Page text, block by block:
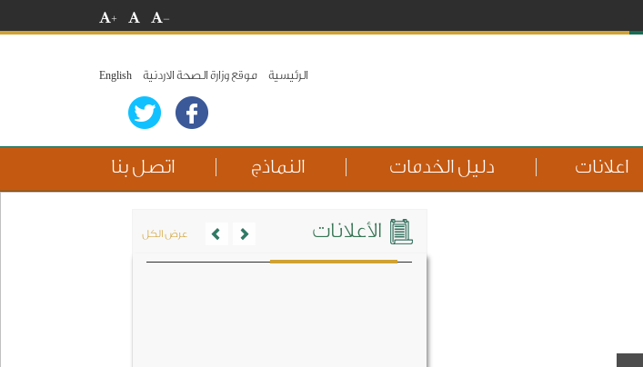
-
+
الرئيسية موقع وزارة الصحة الاردنية English
اعلانات دليل الخدمات النماذج اتصل بنا
الأعلانات عرض الكل